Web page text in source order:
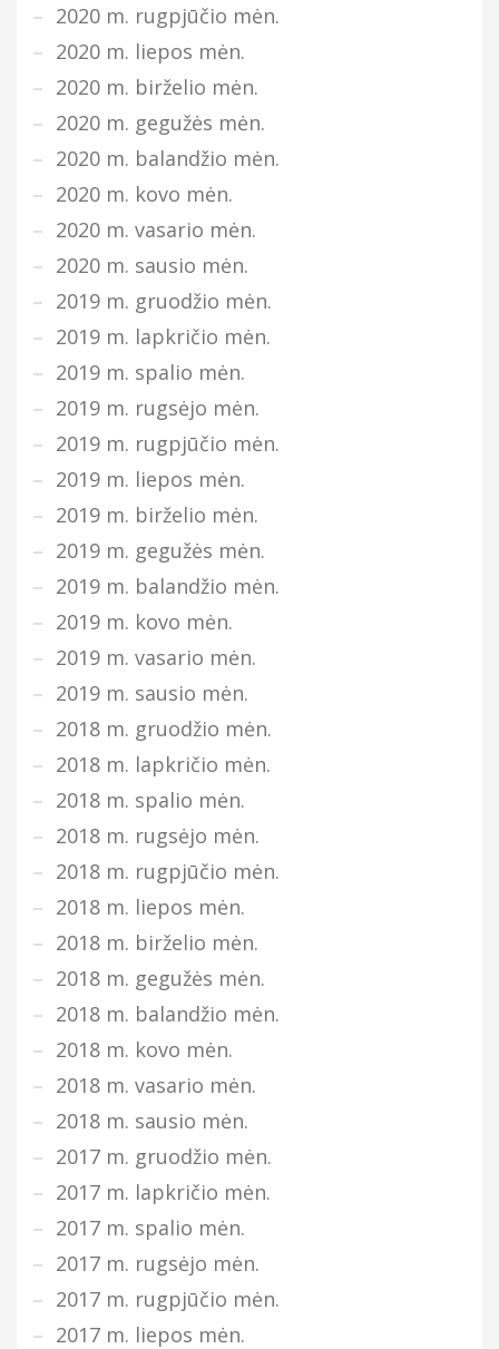
2020 m. rugpjūčio mėn.
2020 m. liepos mėn.
2020 m. birželio mėn.
2020 m. gegužės mėn.
2020 m. balandžio mėn.
2020 m. kovo mėn.
2020 m. vasario mėn.
2020 m. sausio mėn.
2019 m. gruodžio mėn.
2019 m. lapkričio mėn.
2019 m. spalio mėn.
2019 m. rugsėjo mėn.
2019 m. rugpjūčio mėn.
2019 m. liepos mėn.
2019 m. birželio mėn.
2019 m. gegužės mėn.
2019 m. balandžio mėn.
2019 m. kovo mėn.
2019 m. vasario mėn.
2019 m. sausio mėn.
2018 m. gruodžio mėn.
2018 m. lapkričio mėn.
2018 m. spalio mėn.
2018 m. rugsėjo mėn.
2018 m. rugpjūčio mėn.
2018 m. liepos mėn.
2018 m. birželio mėn.
2018 m. gegužės mėn.
2018 m. balandžio mėn.
2018 m. kovo mėn.
2018 m. vasario mėn.
2018 m. sausio mėn.
2017 m. gruodžio mėn.
2017 m. lapkričio mėn.
2017 m. spalio mėn.
2017 m. rugsėjo mėn.
2017 m. rugpjūčio mėn.
2017 m. liepos mėn.